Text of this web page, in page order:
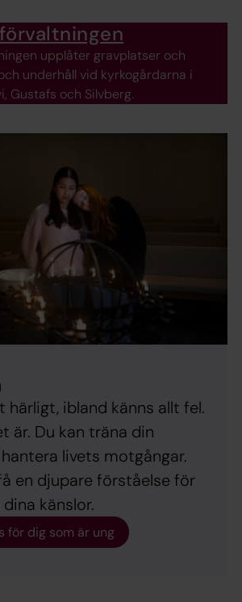
upplåter gravplatser och
underhåll vid kyrkogårdarna i
Gustafs och Silvberg.
härligt, ibland känns allt fel.
är. Du kan träna din
livets motgångar.
en djupare förståelse för
känslor.
för dig som är ung